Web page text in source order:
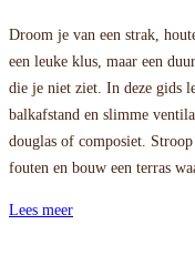
Droom je van een strak,
een leuke klus, maar een
die je niet ziet. In deze gids
balkafstand en slimme
douglas of composiet.
fouten en bouw een terras
Lees meer